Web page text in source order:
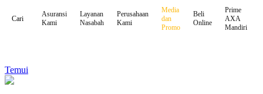
Cari
Asuransi
Kami
Layanan
Nasabah
Perusahaan
Kami
Media
dan
Promo
Beli
Online
Prime
AXA
Mandiri
Temui